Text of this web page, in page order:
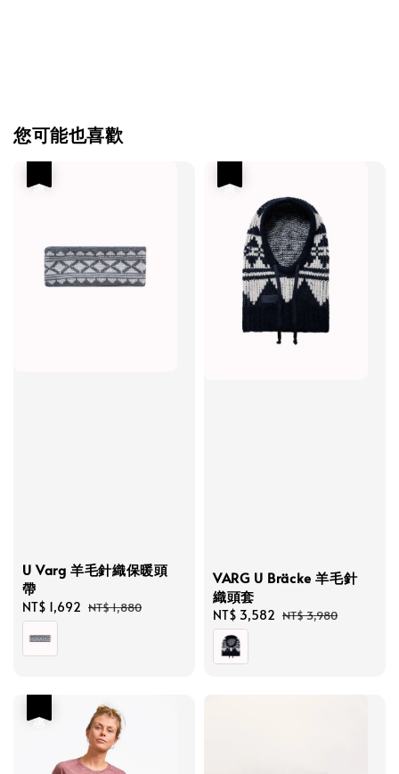
您可能也喜歡
U Varg 羊毛針織保暖頭
帶
Sale
price
NT$ 1,692 Regular
NT$ 1,880
VARG U Bräcke 羊毛針
織頭套
Sale
price
NT$ 3,582 Regular
NT$ 3,980